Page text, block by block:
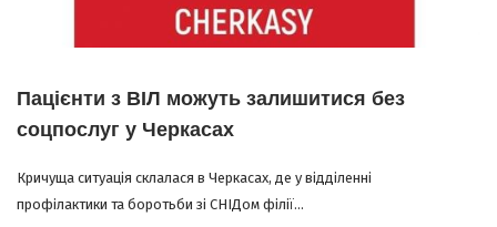
Пацієнти з ВІЛ можуть залишитися без
соцпослуг у Черкасах
Кричуща ситуація склалася в Черкасах, де у відділенні
профілактики та боротьби зі СНІДом філії...